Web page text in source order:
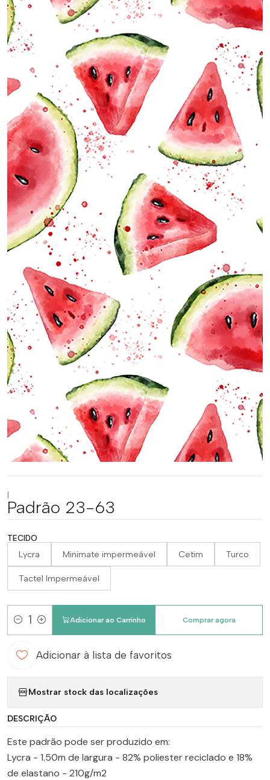
|
Padrão 23-63
TECIDO
Lycra Minimate impermeável Cetim Turco
Tactel Impermeável
Quantidade
Adicionar ao Carrinho Comprar agora
Adicionar à lista de favoritos
Mostrar stock das localizações
DESCRIÇÃO
Este padrão pode ser produzido em:
Lycra - 1.50m de largura - 82% poliester reciclado e 18%
de elastano - 210g/m2